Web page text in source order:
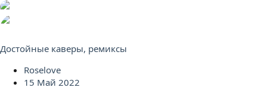
Достойные каверы, ремиксы
Roselove
15 Май 2022